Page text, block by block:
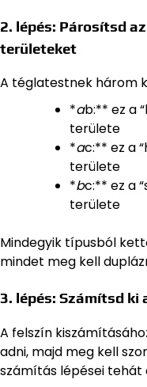
2. lépés: Párosítsd
területeket
A téglatestnek három
*ab:** ez a
területe
*ac:** ez a
területe
*bc:** ez a
területe
Mindegyik típusból
mindet meg kell
3. lépés: Számítsd ki
A felszín
adni, majd meg kell
számítás lépései tehát